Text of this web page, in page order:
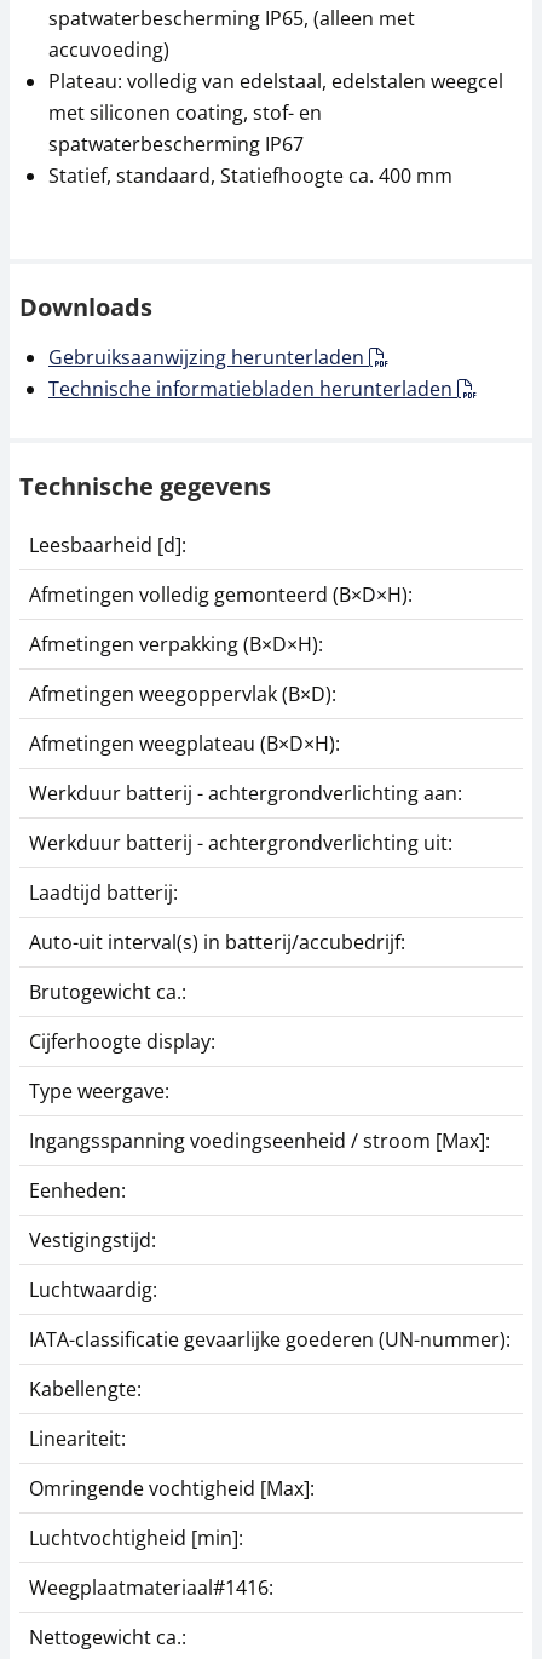
Thermoprinter KERN
Gegevensinterface
Gegevensinterface
KERN KFN-A01
202,50 €
245,03 € incl. btw.
A01
45,00 €
54,45 € incl. btw.
Voedingsadapter
KERN PFB-A05
34,20 €
41,38 € incl. btw.
spatwaterbescherming IP65, (alleen met
accuvoeding)
Plateau: volledig van edelstaal, edelstalen weegcel
met siliconen coating, stof- en
spatwaterbescherming IP67
Statief, standaard, Statiefhoogte ca. 400 mm
Downloads
Gebruiksaanwijzing herunterladen
Technische informatiebladen herunterladen
Technische gegevens
Leesbaarheid [d]:
Afmetingen volledig gemonteerd (B×D×H):
Afmetingen verpakking (B×D×H):
Afmetingen weegoppervlak (B×D):
Afmetingen weegplateau (B×D×H):
Werkduur batterij - achtergrondverlichting aan:
Werkduur batterij - achtergrondverlichting uit:
Laadtijd batterij:
Auto-uit interval(s) in batterij/accubedrijf:
Brutogewicht ca.:
Cijferhoogte display:
Type weergave:
Ingangsspanning voedingseenheid / stroom [Max]:
Eenheden:
Vestigingstijd:
Luchtwaardig:
IATA-classificatie gevaarlijke goederen (UN-nummer):
Kabellengte:
Lineariteit:
Omringende vochtigheid [Max]:
Luchtvochtigheid [min]:
Weegplaatmateriaal#1416:
Nettogewicht ca.: